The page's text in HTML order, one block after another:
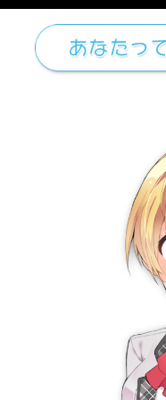
メニュー
すべてのカテゴリー から
パイズリの検索結果
ブルーア
同
利用規約 個
カスタマーハラ